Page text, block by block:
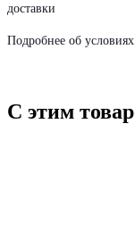
доставки
Подробнее об
С этим